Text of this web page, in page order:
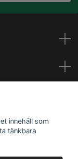
innehåll som
tänkbara